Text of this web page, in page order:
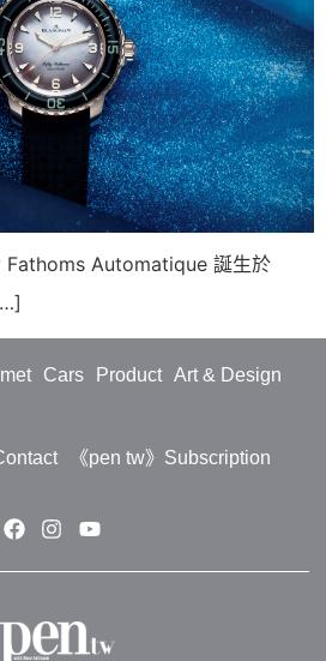
Fathoms Automatique 誕生於
Cars Product
Art & Design
《pen tw》Subscription